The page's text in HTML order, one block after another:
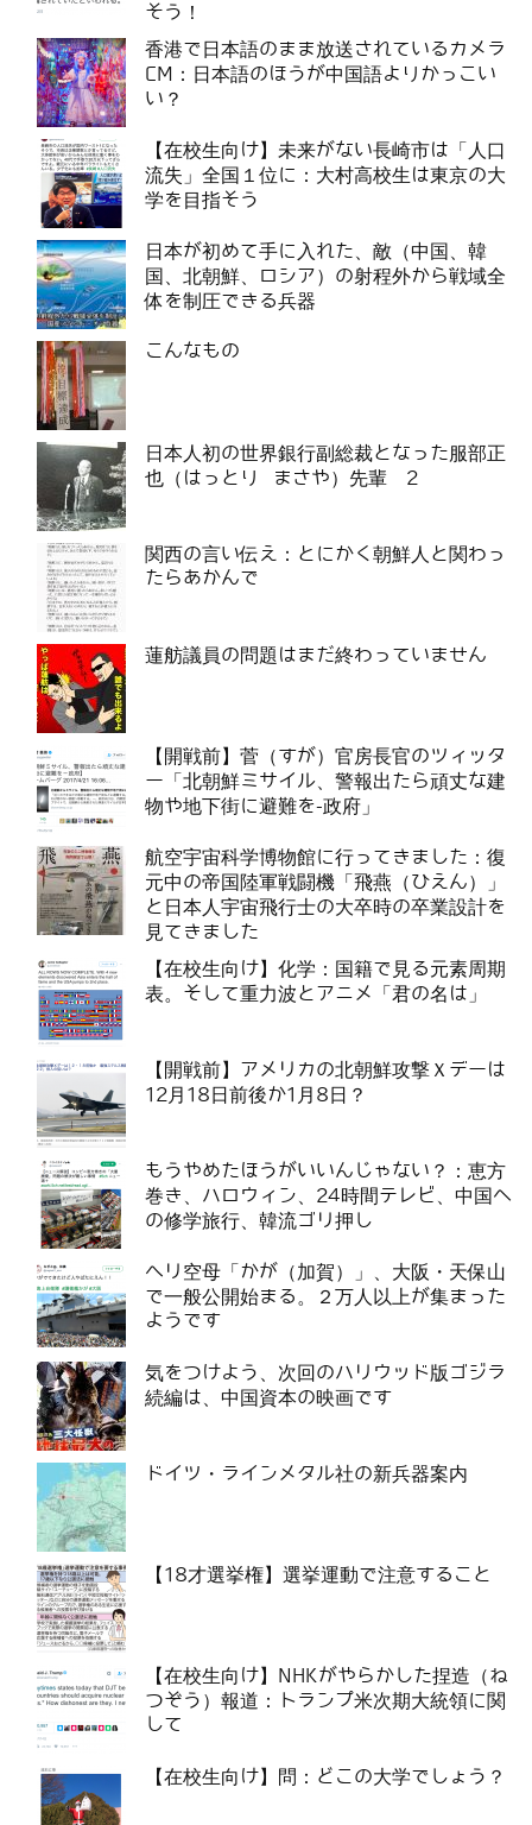
そう！
香港で日本語のまま放送されているカメラ
CM：日本語のほうが中国語よりかっこい
い？
【在校生向け】未来がない長崎市は「人口
流失」全国１位に：大村高校生は東京の大
学を目指そう
日本が初めて手に入れた、敵（中国、韓
国、北朝鮮、ロシア）の射程外から戦域全
体を制圧できる兵器
こんなもの
日本人初の世界銀行副総裁となった服部正
也（はっとり まさや）先輩 2
関西の言い伝え：とにかく朝鮮人と関わっ
たらあかんで
蓮舫議員の問題はまだ終わっていません
【開戦前】菅（すが）官房長官のツィッタ
ー「北朝鮮ミサイル、警報出たら頑丈な建
物や地下街に避難を-政府」
航空宇宙科学博物館に行ってきました：復
元中の帝国陸軍戦闘機「飛燕（ひえん）」
と日本人宇宙飛行士の大卒時の卒業設計を
見てきました
【在校生向け】化学：国籍で見る元素周期
表。そして重力波とアニメ「君の名は」
【開戦前】アメリカの北朝鮮攻撃Ｘデーは
12月18日前後か1月8日？
もうやめたほうがいいんじゃない？：恵方
巻き、ハロウィン、24時間テレビ、中国へ
の修学旅行、韓流ゴリ押し
ヘリ空母「かが（加賀）」、大阪・天保山
で一般公開始まる。２万人以上が集まった
ようです
気をつけよう、次回のハリウッド版ゴジラ
続編は、中国資本の映画です
ドイツ・ラインメタル社の新兵器案内
【18才選挙権】選挙運動で注意すること
【在校生向け】NHKがやらかした捏造（ね
つぞう）報道：トランプ米次期大統領に関
して
【在校生向け】問：どこの大学でしょう？